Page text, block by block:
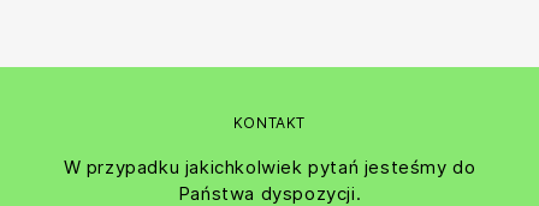
KONTAKT
W przypadku jakichkolwiek pytań jesteśmy do
Państwa dyspozycji.